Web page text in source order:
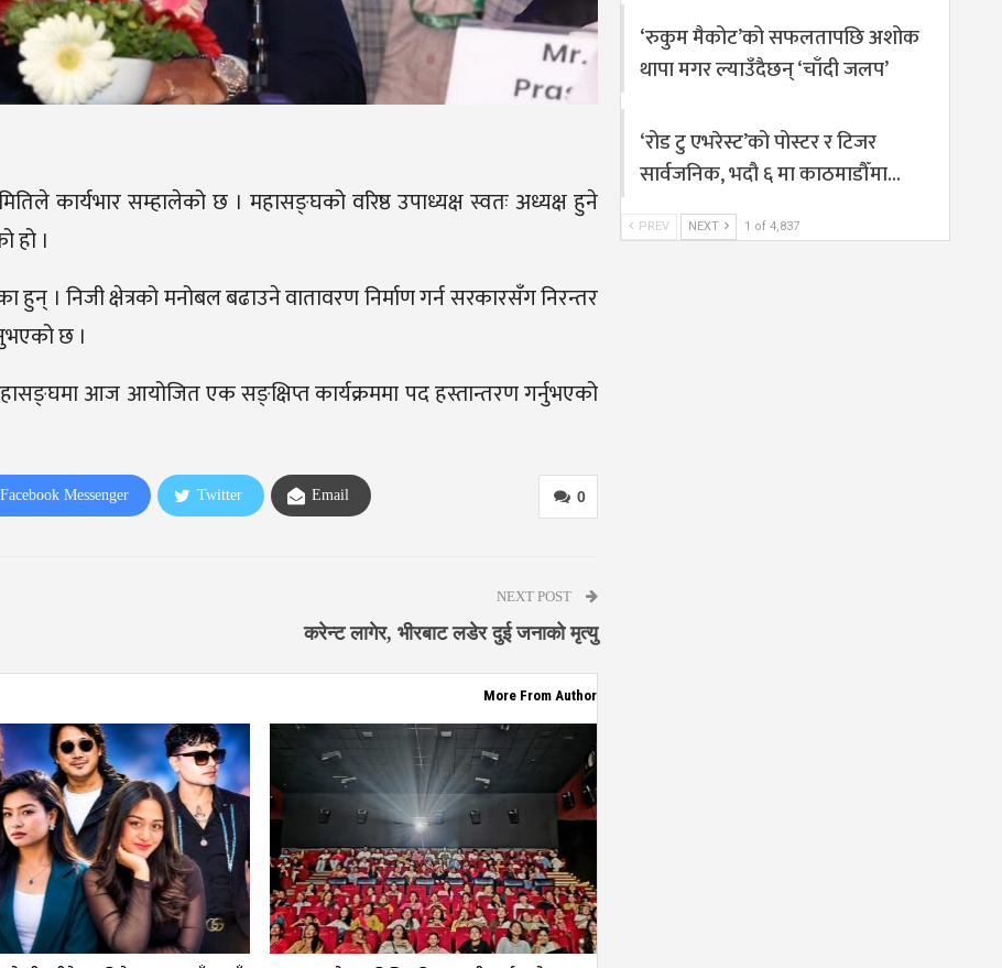
कार्यभार सम्हालेको छ । महासङ्घको वरिष्ठ उपाध्यक्ष स्वतः अध्यक्ष हुने
हो ।
हुन् । निजी क्षेत्रको मनोबल बढाउने वातावरण निर्माण गर्न सरकारसँग निरन्तर
छ ।
महासङ्घमा आज आयोजित एक सङ्क्षिप्त कार्यक्रममा पद हस्तान्तरण गर्नुभएको
0
Facebook Messenger Twitter Email
NEXT POST
करेन्ट लागेर, भीरबाट लडेर दुई जनाको मृत्यु
More From Author
‘रुकुम मैकोट’को सफलतापछि अशोक
थापा मगर ल्याउँदैछन् ‘चाँदी जलप’
‘रोड टु एभरेस्ट’को पोस्टर र टिजर
सार्वजनिक, भदौ ६ मा काठमाडौँमा…
PREV NEXT 1 of 4,837